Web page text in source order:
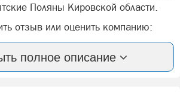
Поляны Кировской области.
отзыв или оценить компанию:
Поляны Вятские Поляны.
представителями фирмы:
Поляны в Вятских Полян.
полное описание